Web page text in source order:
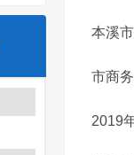
本溪
市商
2019